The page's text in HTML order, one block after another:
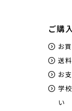
ご購
お
送
お
学
い